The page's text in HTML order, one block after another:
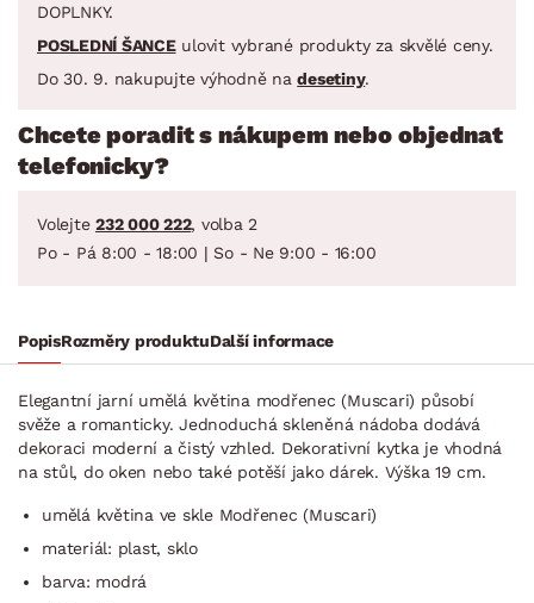
DOPLNKY.
POSLEDNÍ ŠANCEulovit vybrané produkty za skvělé ceny.
Do 30. 9. nakupujte výhodně nadesetiny.
Chcete poradit s nákupem nebo objednat
telefonicky?
Volejte 232 000 222, volba 2
Po - Pá 8:00 - 18:00 | So - Ne 9:00 - 16:00
PopisRozměry produktuDalší informace
Elegantní jarní umělá květina modřenec (Muscari) působí
svěže a romanticky. Jednoduchá skleněná nádoba dodává
dekoraci moderní a čistý vzhled. Dekorativní kytka je vhodná
na stůl, do oken nebo také potěší jako dárek. Výška 19 cm.
umělá květina ve skle Modřenec (Muscari)
materiál: plast, sklo
barva: modrá